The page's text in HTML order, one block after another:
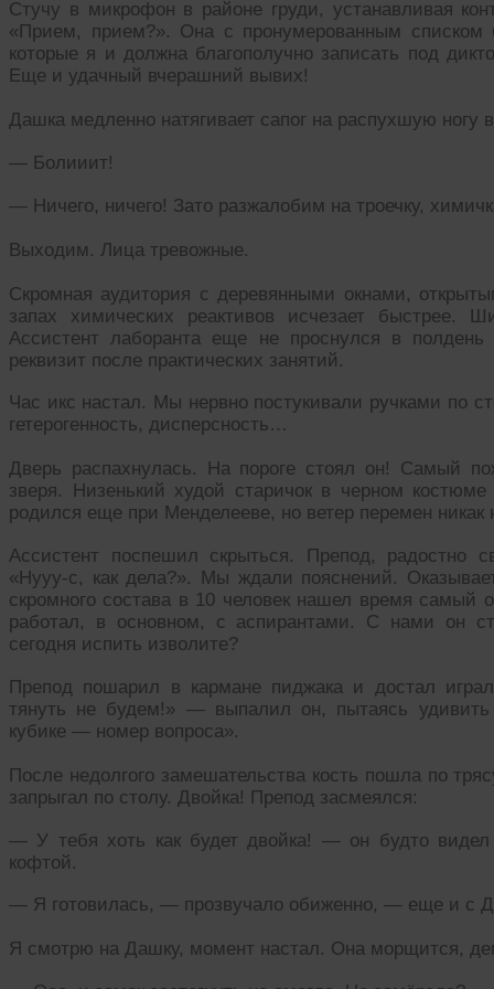
Стучу в микрофон в районе груди, устанавливая
«Прием, прием?». Она с пронумерованным списком
которые я и должна благополучно записать под
Еще и удачный вчерашний вывих!
Дашка медленно натягивает сапог на распухшую ногу
— Болииит!
— Ничего, ничего! Зато разжалобим на троечку,
Выходим. Лица тревожные.
Скромная аудитория с деревянными окнами,
запах химических реактивов исчезает быстрее.
Ассистент лаборанта еще не проснулся в
реквизит после практических занятий.
Час икс настал. Мы нервно постукивали ручками по
гетерогенность, дисперсность…
Дверь распахнулась. На пороге стоял он! Самый
зверя. Низенький худой старичок в черном
родился еще при Менделееве, но ветер перемен
Ассистент поспешил скрыться. Препод, радостно
«Нууу-с, как дела?». Мы ждали пояснений.
скромного состава в 10 человек нашел время самый
работал, в основном, с аспирантами. С нами он
сегодня испить изволите?
Препод пошарил в кармане пиджака и достал
тянуть не будем!» — выпалил он, пытаясь
кубике — номер вопроса».
После недолгого замешательства кость пошла по
запрыгал по столу. Двойка! Препод засмеялся:
— У тебя хоть как будет двойка! — он будто
кофтой.
— Я готовилась, — прозвучало обиженно, — еще и с
Я смотрю на Дашку, момент настал. Она морщится,